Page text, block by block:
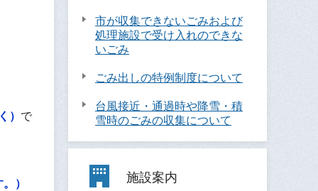
） で
）
市が収集できないごみおよび
処理施設で受け入れのできな
いごみ
ごみ出しの特例制度について
台風接近・通過時や降雪・積
雪時のごみの収集について
施設案内